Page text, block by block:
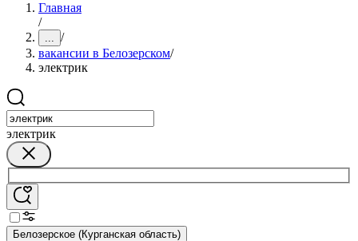
Главная
/
... /
вакансии в Белозерском/
электрик
электрик
Белозерское (Курганская область)